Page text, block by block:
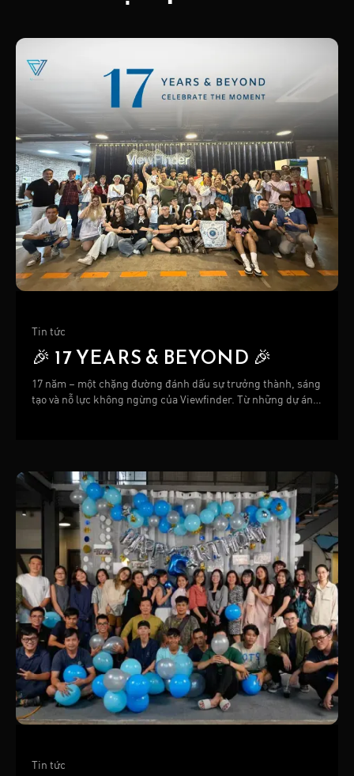
Tin tức
🎉 17 YEARS & BEYOND 🎉
17 năm – một chặng đường đánh dấu sự trưởng thành, sáng
tạo và nỗ lực không ngừng của Viewfinder. Từ những dự án
Tin tức